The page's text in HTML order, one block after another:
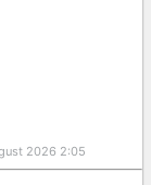
2026 2:05